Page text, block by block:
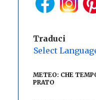
Traduci
Select
METEO: CHE
PRATO